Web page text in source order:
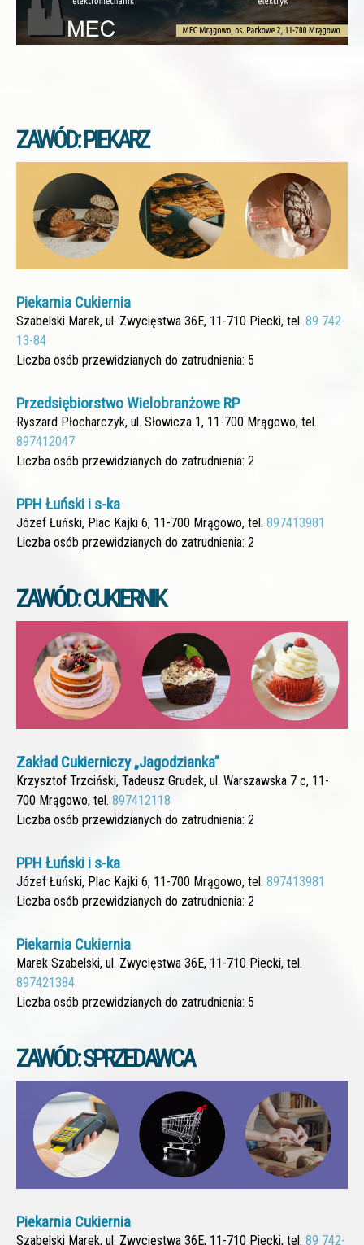
ZAWÓD: PIEKARZ
Piekarnia Cukiernia
Szabelski Marek, ul. Zwycięstwa 36E, 11-710 Piecki, tel. 89 742-
13-84
Liczba osób przewidzianych do zatrudnienia: 5
Przedsiębiorstwo Wielobranżowe RP
Ryszard Płocharczyk, ul. Słowicza 1, 11-700 Mrągowo, tel.
897412047
Liczba osób przewidzianych do zatrudnienia: 2
PPH Łuński i s-ka
Józef Łuński, Plac Kajki 6, 11-700 Mrągowo, tel. 897413981
Liczba osób przewidzianych do zatrudnienia: 2
ZAWÓD: CUKIERNIK
Zakład Cukierniczy „Jagodzianka”
Krzysztof Trzciński, Tadeusz Grudek, ul. Warszawska 7 c, 11-
700 Mrągowo, tel. 897412118
Liczba osób przewidzianych do zatrudnienia: 2
PPH Łuński i s-ka
Józef Łuński, Plac Kajki 6, 11-700 Mrągowo, tel. 897413981
Liczba osób przewidzianych do zatrudnienia: 2
Piekarnia Cukiernia
Marek Szabelski, ul. Zwycięstwa 36E, 11-710 Piecki, tel.
897421384
Liczba osób przewidzianych do zatrudnienia: 5
ZAWÓD: SPRZEDAWCA
Piekarnia Cukiernia
Szabelski Marek, ul. Zwycięstwa 36E, 11-710 Piecki, tel. 89 742-